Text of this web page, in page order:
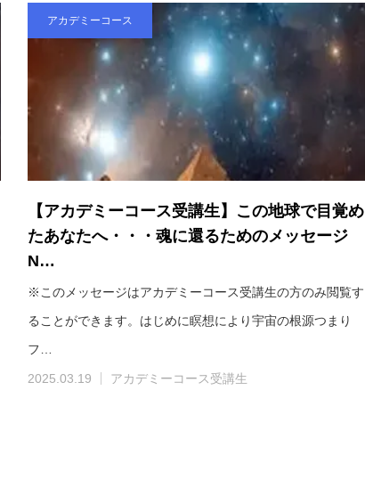
アカデミーコース
【アカデミーコース受講生】この地球で目覚め
たあなたへ・・・魂に還るためのメッセージ
N…
※このメッセージはアカデミーコース受講生の方のみ閲覧す
ることができます。はじめに瞑想により宇宙の根源つまり
フ…
2025.03.19 アカデミーコース受講生